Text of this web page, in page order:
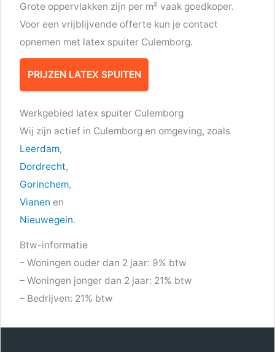
Grote oppervlakken zijn per m² vaak goedkoper.
Voor een vrijblijvende offerte kun je contact
opnemen met latex spuiter Culemborg.
PRIJZEN LATEX SPUITEN
Werkgebied latex spuiter Culemborg
Wij zijn actief in Culemborg en omgeving, zoals
Leerdam,
Dordrecht,
Gorinchem,
Vianen en
Nieuwegein.
Btw-informatie
– Woningen ouder dan 2 jaar: 9% btw
– Woningen jonger dan 2 jaar: 21% btw
– Bedrijven: 21% btw